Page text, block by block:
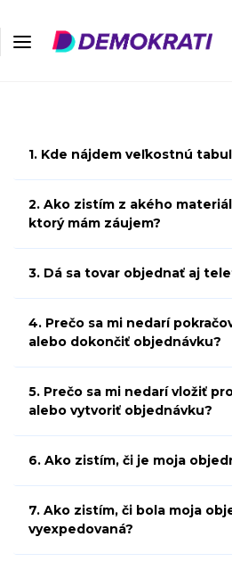
1. Kde nájdem veľkostnú
2. Ako zistím z akého
ktorý mám záujem?
3. Dá sa tovar objednať aj
4. Prečo sa mi nedarí
alebo dokončiť objednávku?
5. Prečo sa mi nedarí vložiť
alebo vytvoriť objednávku?
6. Ako zistím, či je moja
7. Ako zistím, či bola moja
vyexpedovaná?